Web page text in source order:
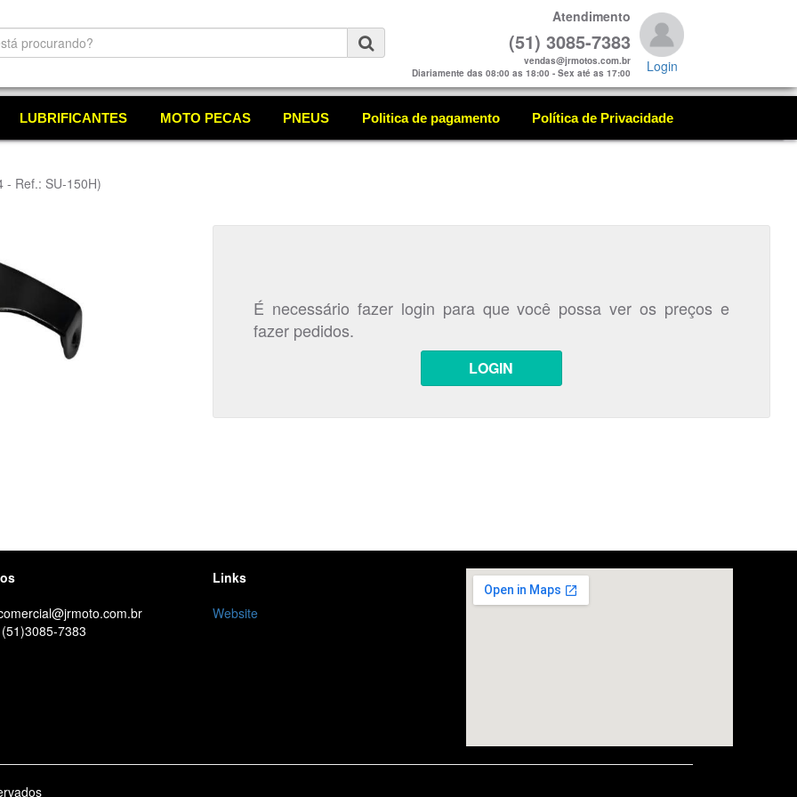
Atendimento
(51) 3085-7383
vendas@jrmotos.com.br
Diariamente das 08:00 as 18:00 - Sex até as 17:00
Login
LUBRIFICANTES MOTO PECAS PNEUS Politica de pagamento Política de Privacidade
- Ref.: SU-150H)
É necessário fazer login para que você possa ver os preços e
fazer pedidos.
LOGIN
7383
Links
Website